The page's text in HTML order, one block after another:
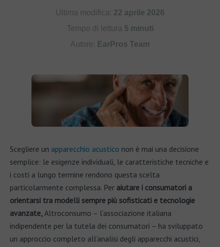
Ultima modifica: 22 aprile 2026
Tempo di lettura 5 minuti
Autore: EarPros Team
Scegliere un apparecchio acustico non è mai una decisione
semplice: le esigenze individuali, le caratteristiche tecniche e
i costi a lungo termine rendono questa scelta
particolarmente complessa. Per aiutare i consumatori a
orientarsi tra modelli sempre più sofisticati e tecnologie
avanzate,Altroconsumo – l’associazione italiana
indipendente per la tutela dei consumatori – ha sviluppato
un approccio completo all’analisi degli apparecchi acustici,